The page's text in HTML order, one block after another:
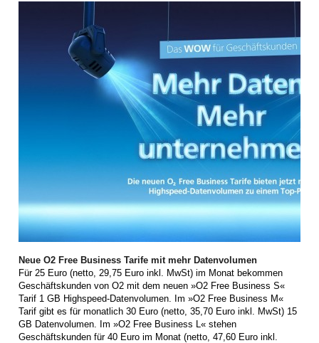
Neue O2 Free Business Tarife mit mehr Datenvolumen
Für 25 Euro (netto, 29,75 Euro inkl. MwSt) im Monat bekommen
Geschäftskunden von O2 mit dem neuen »O2 Free Business S«
Tarif 1 GB Highspeed-Datenvolumen. Im »O2 Free Business M«
Tarif gibt es für monatlich 30 Euro (netto, 35,70 Euro inkl. MwSt) 15
GB Datenvolumen. Im »O2 Free Business L« stehen
Geschäftskunden für 40 Euro im Monat (netto, 47,60 Euro inkl.